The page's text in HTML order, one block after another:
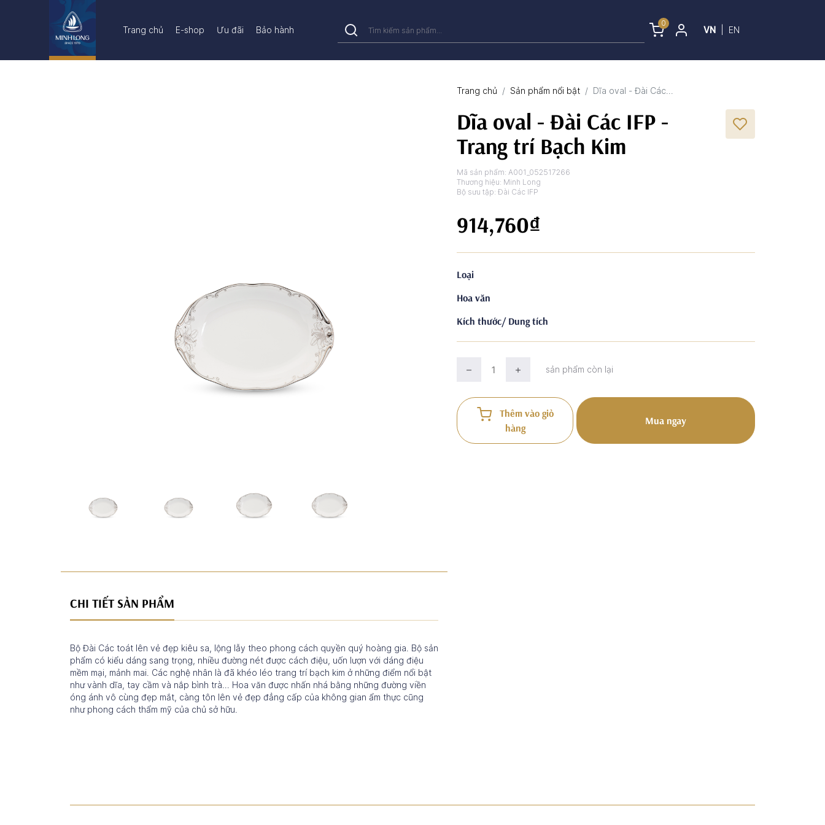
Trang chủ E-shop Ưu đãi Bảo hành
0
VN EN
Trang chủ Sản phẩm nổi bật Dĩa oval - Đài Các...
Dĩa oval - Đài Các IFP -
Trang trí Bạch Kim
Mã sản phẩm:A001_052517266
Thương hiệu: Minh Long
Bộ sưu tập:Đài Các IFP
914,760₫
Loại
Hoa văn
Kích thước/ Dung tích
sản phẩm còn lại
Thêm vào giỏ
hàng
Mua ngay
CHI TIẾT SẢN PHẨM
Bộ Đài Các toát lên vẻ đẹp kiêu sa, lộng lẫy theo phong cách quyền quý hoàng gia. Bộ sản
phẩm có kiểu dáng sang trọng, nhiều đường nét được cách điệu, uốn lượn với dáng điệu
mềm mại, mảnh mai. Các nghệ nhân là đã khéo léo trang trí bạch kim ở những điểm nổi bật
như vành dĩa, tay cầm và nắp bình trà... Hoa văn được nhấn nhá bằng những đường viền
óng ánh vô cùng đẹp mắt, càng tôn lên vẻ đẹp đẳng cấp của không gian ẩm thực cũng
như phong cách thẩm mỹ của chủ sở hữu.